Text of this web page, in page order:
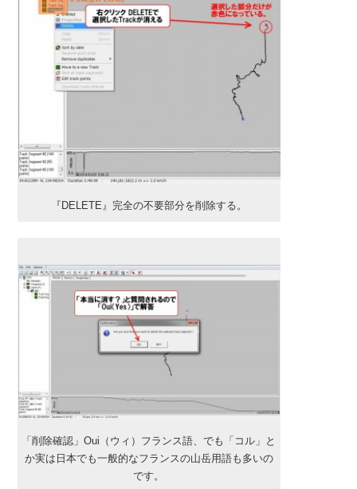
『DELETE』完全の不要部分を削除する。
「削除確認」Oui（ウィ）フランス語、でも「コル」と
か実は日本でも一般的なフランスの山岳用語も多いの
です。